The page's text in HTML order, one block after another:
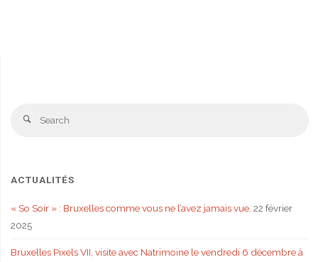
Search
ACTUALITÉS
« So Soir » : Bruxelles comme vous ne l’avez jamais vue. 22 février
2025
Bruxelles Pixels VII, visite avec Natrimoine le vendredi 6 décembre à